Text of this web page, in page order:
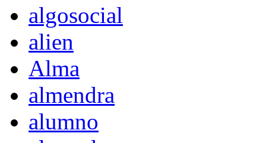
algosocial
alien
Alma
almendra
alumno